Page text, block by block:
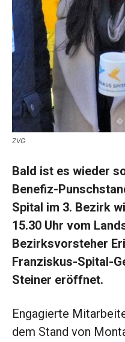
ZVG
Bald ist es wieder
Benefiz-
Spital im 3. Bezirk
15.30 Uhr vom
Bezirksvorsteher
Franziskus-Spital-
Steiner eröffnet.
Engagierte
dem Stand von